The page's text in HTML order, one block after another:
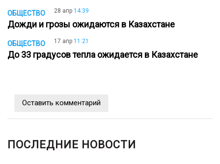
ОБЩЕСТВО 28 апр 14:39
Дожди и грозы ожидаются в Казахстане
ОБЩЕСТВО 17 апр 11:21
До 33 градусов тепла ожидается в Казахстане
Оставить комментарий
ПОСЛЕДНИЕ НОВОСТИ